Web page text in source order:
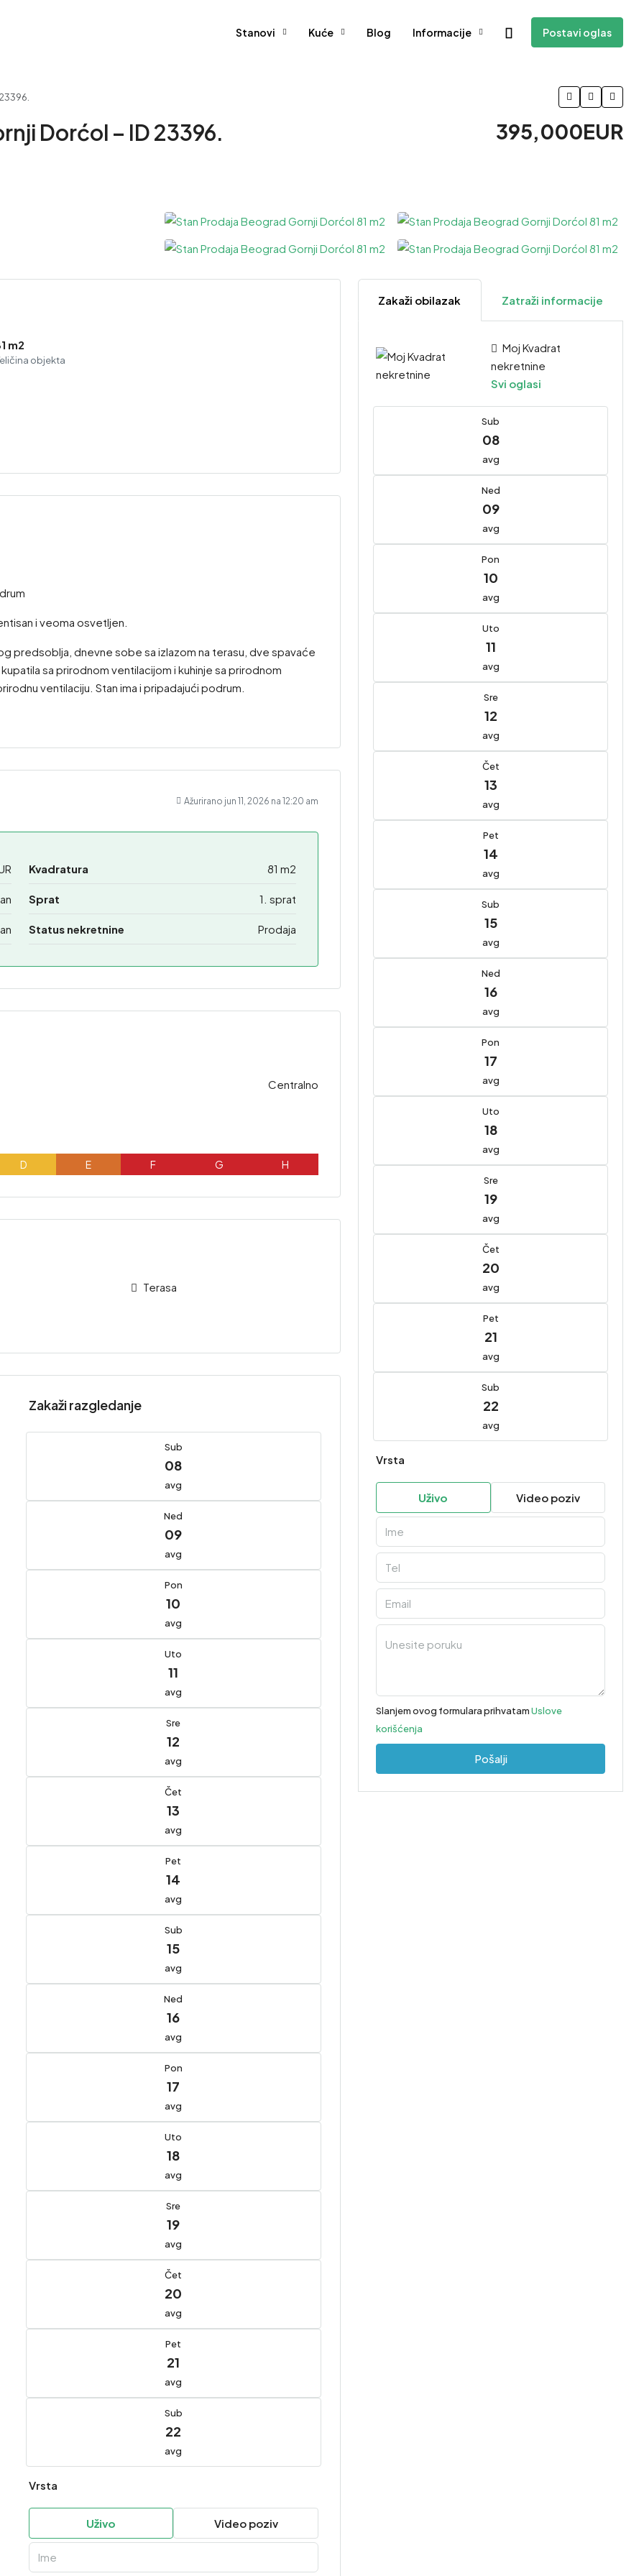
Stanovi Kuće Blog Informacije Postavi oglas
Dorćol – ID 23396. 395,000EUR
3 Više
m2
objekta
i veoma osvetljen.
predsoblja, dnevne sobe sa izlazom na terasu, dve spavaće
sa prirodnom ventilacijom i kuhinje sa prirodnom
ventilaciju. Stan ima i pripadajući podrum.
Ažurirano jun 11, 2026 na 12:20 am
Kvadratura 81 m2
Sprat 1. sprat
Status nekretnine Prodaja
Centralno
D E F G H
Terasa
Zakaži razgledanje
Sub
08
avg
Ned
09
avg
Pon
10
avg
Uto
11
avg
Sre
12
avg
Čet
13
avg
Pet
14
avg
Sub
15
avg
Ned
16
avg
Pon
17
avg
Uto
18
avg
Sre
19
avg
Čet
20
avg
Pet
21
avg
Sub
22
avg
Vrsta
Uživo Video poziv
Zakaži obilazak Zatraži informacije
Moj Kvadrat
nekretnine
Svi oglasi
Sub
08
avg
Ned
09
avg
Pon
10
avg
Uto
11
avg
Sre
12
avg
Čet
13
avg
Pet
14
avg
Sub
15
avg
Ned
16
avg
Pon
17
avg
Uto
18
avg
Sre
19
avg
Čet
20
avg
Pet
21
avg
Sub
22
avg
Vrsta
Uživo Video poziv
Slanjem ovog formulara prihvatamUslove
korišćenja
Pošalji